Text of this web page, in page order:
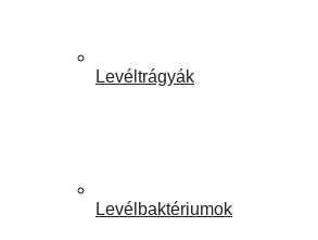
Levéltrágyák
Levélbaktériumok